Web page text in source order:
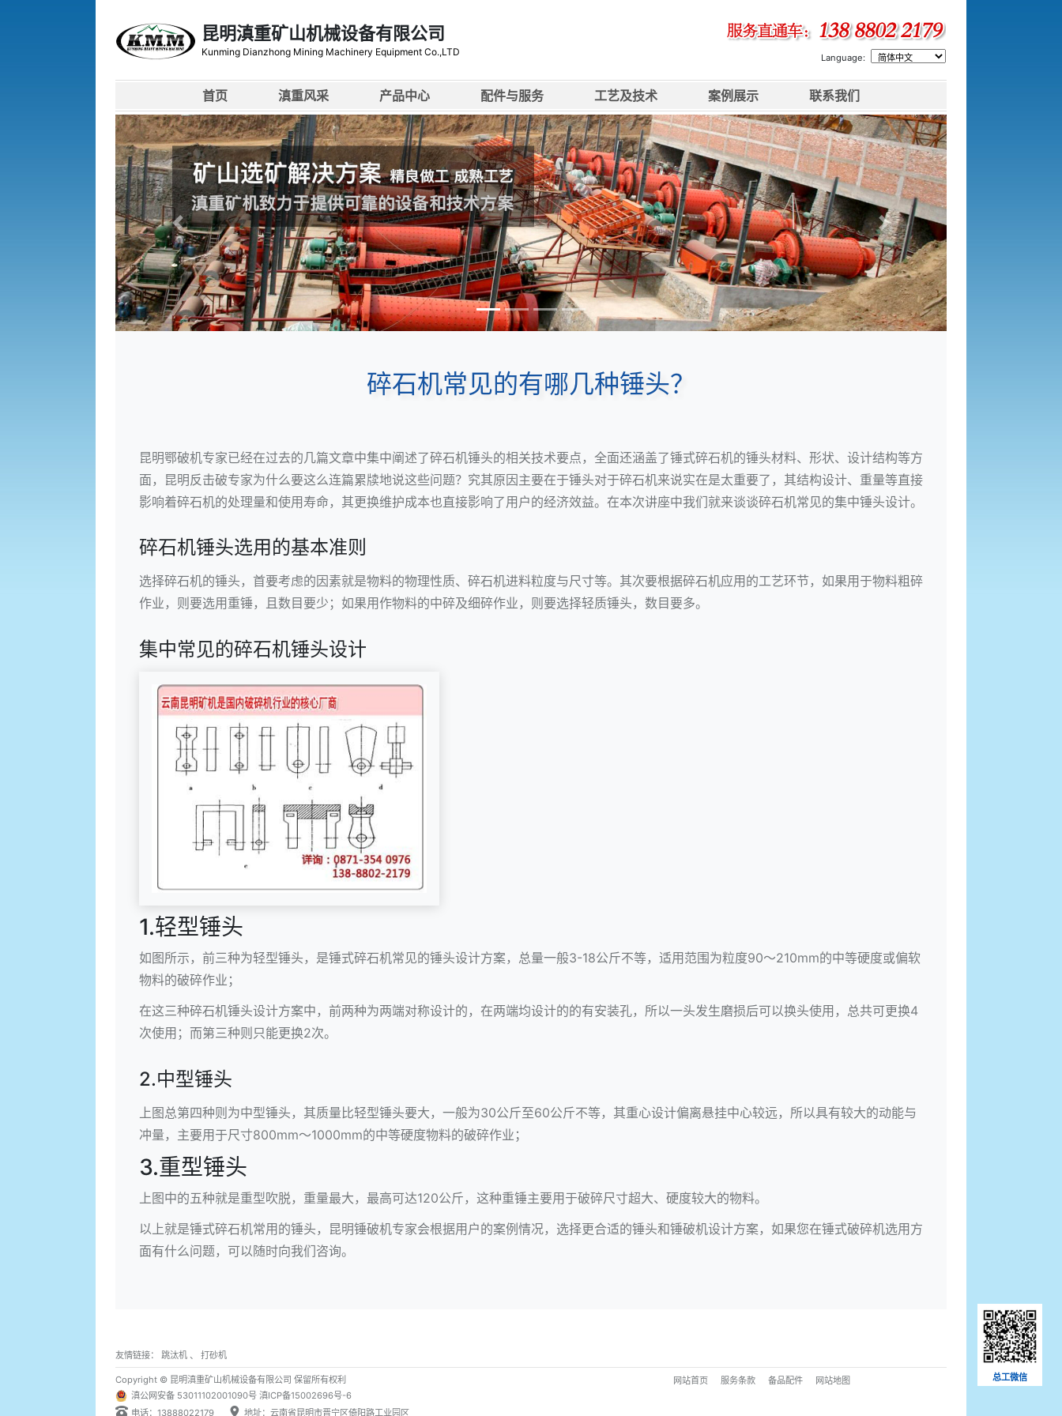
昆明滇重矿山机械设备有限公司
Kunming Dianzhong Mining Machinery Equipment Co.,LTD
Language:
首页 滇重风采 产品中心 配件与服务 工艺及技术 案例展示 联系我们
上一张 下一张
碎石机常见的有哪几种锤头？
昆明鄂破机专家已经在过去的几篇文章中集中阐述了碎石机锤头的相关技术要点，全面还涵盖了锤式碎石机的锤头材料、形状、设计结构等方
面， 昆明反击破专家为什么要这么连篇累牍地说这些问题？究其原因主要在于锤头对于碎石机来说实在是太重要了，其结构设计、重量等直接
影响着碎石机的处理量和使用寿命，其更换维护成本也直接影响了用户的经济效益。在本次讲座中我们就来谈谈碎石机常见的集中锤头设计。
碎石机锤头选用的基本准则
选择碎石机的锤头，首要考虑的因素就是物料的物理性质、碎石机进料粒度与尺寸等。其次要根据碎石机应用的工艺环节，如果用于物料粗碎
作业，则要选用重锤，且数目要少；如果用作物料的中碎及细碎作业，则要选择轻质锤头，数目要多。
集中常见的碎石机锤头设计
1.轻型锤头
如图所示，前三种为轻型锤头，是锤式碎石机常见的锤头设计方案，总量一般3-18公斤不等，适用范围为粒度90～210mm的中等硬度或偏软
物料的破碎作业；
在这三种碎石机锤头设计方案中，前两种为两端对称设计的，在两端均设计的的有安装孔，所以一头发生磨损后可以换头使用，总共可更换4
次使用；而第三种则只能更换2次。
2.中型锤头
上图总第四种则为中型锤头，其质量比轻型锤头要大，一般为30公斤至60公斤不等，其重心设计偏离悬挂中心较远，所以具有较大的动能与
冲量，主要用于尺寸800mm～1000mm的中等硬度物料的破碎作业；
3.重型锤头
上图中的五种就是重型吹脱，重量最大，最高可达120公斤，这种重锤主要用于破碎尺寸超大、硬度较大的物料。
以上就是锤式碎石机常用的锤头， 昆明锤破机专家会根据用户的案例情况，选择更合适的锤头和锤破机设计方案，如果您在锤式破碎机选用方
面有什么问题，可以随时向我们咨询。
友情链接： 跳汰机、 打砂机
Copyright © 昆明滇重矿山机械设备有限公司 保留所有权利
滇公网安备 53011102001090号 滇ICP备15002696号-6
电话：13888022179
地址：云南省昆明市晋宁区倚阳路工业园区
网站首页 服务条款 备品配件 网站地图 总工微信